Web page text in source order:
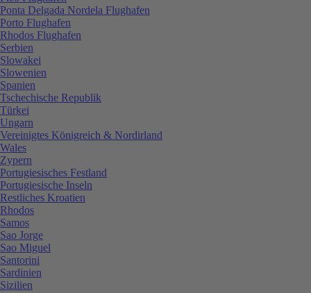
Ponta Delgada Nordela Flughafen
Porto Flughafen
Rhodos Flughafen
Serbien
Slowakei
Slowenien
Spanien
Tschechische Republik
Türkei
Ungarn
Vereinigtes Königreich & Nordirland
Wales
Zypern
Portugiesisches Festland
Portugiesische Inseln
Restliches Kroatien
Rhodos
Samos
Sao Jorge
Sao Miguel
Santorini
Sardinien
Sizilien